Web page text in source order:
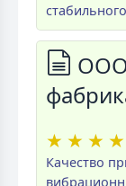
ООО
★ ★ ★ ★
Качество